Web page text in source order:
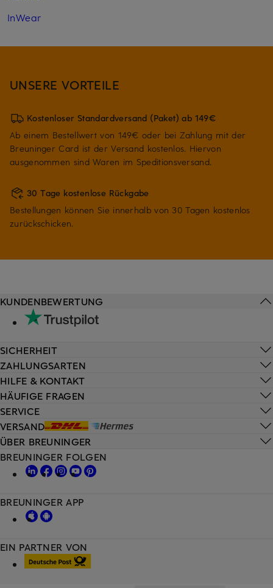
InWear
UNSERE VORTEILE
Kostenloser Standardversand (Paket) ab 149€
Ab einem Bestellwert von 149€ oder bei Zahlung mit der
Breuninger Card ist der Versand kostenlos. Hiervon
ausgenommen sind Waren im Speditionsversand.
30 Tage kostenlose Rückgabe
Bestellungen können Sie innerhalb von 30 Tagen kostenlos
zurückschicken.
HILFE & KONTAKT
HÄUFIGE FRAGEN
SERVICE
VERSAND
KUNDENBEWERTUNG
SICHERHEIT
ZAHLUNGSARTEN
ÜBER BREUNINGER
EIN PARTNER VON
BREUNINGER FOLGEN
BREUNINGER APP